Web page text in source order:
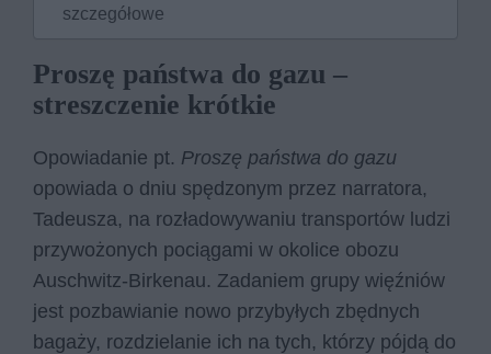
szczegółowe
Proszę państwa do gazu –
streszczenie krótkie
Opowiadanie pt. Proszę państwa do gazu
opowiada o dniu spędzonym przez narratora,
Tadeusza, na rozładowywaniu transportów ludzi
przywożonych pociągami w okolice obozu
Auschwitz-Birkenau. Zadaniem grupy więźniów
jest pozbawianie nowo przybyłych zbędnych
bagaży, rozdzielanie ich na tych, którzy pójdą do